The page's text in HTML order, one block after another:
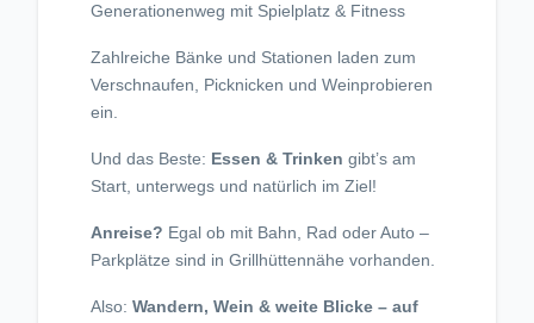
Generationenweg mit Spielplatz & Fitness
Zahlreiche Bänke und Stationen laden zum
Verschnaufen, Picknicken und Weinprobieren
ein.
Und das Beste: Essen & Trinken gibt’s am
Start, unterwegs und natürlich im Ziel!
Anreise? Egal ob mit Bahn, Rad oder Auto –
Parkplätze sind in Grillhüttennähe vorhanden.
Also: Wandern, Wein & weite Blicke – auf